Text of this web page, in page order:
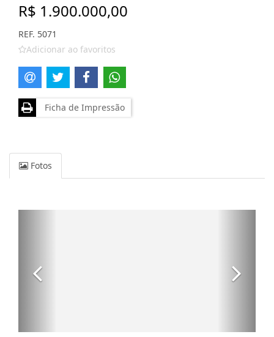
R$ 1.900.000,00
REF. 5071
Adicionar ao favoritos
Ficha de Impressão
Fotos